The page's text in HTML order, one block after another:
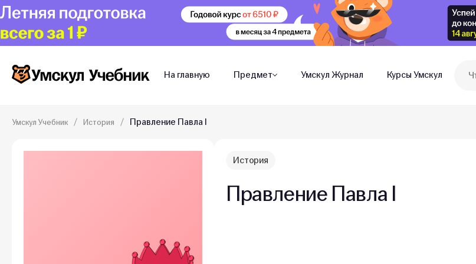
На главную Предмет Умскул Журнал Курсы Умскул
Умскул Учебник История Правление Павла I
История
Правление Павла I